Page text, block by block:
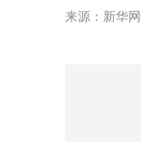
来源： 新华网